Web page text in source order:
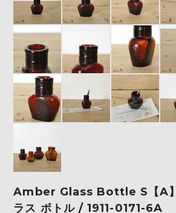
Amber Glass Bottle S【A
ラス ボトル / 1911-0171-6A